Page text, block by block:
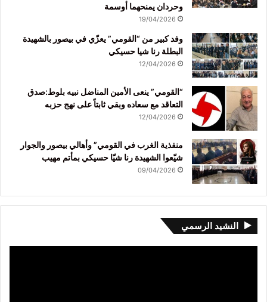
وحردان يمنحهما أوسمة
19/04/2026
وفد كبير من “القومي” يعزّي في بيصور بالشهيدة
البطلة رنا شيا حسيكي
12/04/2026
“القومي” ينعى الأمين المناضل نبيه بلوط:صدق
التعاقد مع سعاده وبقي ثابتاً على نهج حزبه
12/04/2026
منفذية الغرب في القومي” وأهالي بيصور والجوار
شيّعوا الشهيدة رنا شيّا حسيكي بمأتم مهيب
09/04/2026
النشيد الرسمي